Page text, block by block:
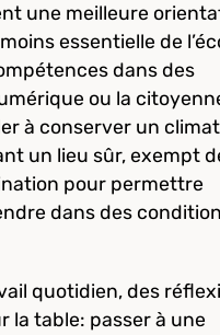
une meilleure
essentielle de
dans des
ou la
à conserver un climat
un lieu sûr, exempt
pour permettre
dans des
quotidien, des
la table: passer à une